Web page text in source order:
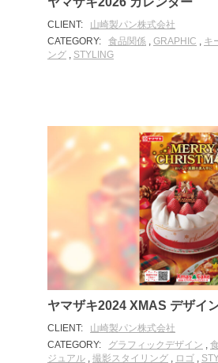
CLIENT:
山崎製パン株式会社
CATEGORY:
食品関係 GRAPHIC キ
ング
STYLING
ヤマザキ2024 XMAS デザイ
CLIENT:
山崎製パン株式会社
CATEGORY:
グラフィックデザイン
ジュアル
撮影スタイリング ロゴ